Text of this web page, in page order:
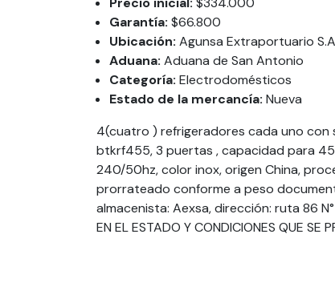
Garantía: $66.800
Ubicación: Agunsa Extraportuario
Aduana: Aduana de San Antonio
Categoría: Electrodomésticos
Estado de la mercancía: Nueva
4(cuatro ) refrigeradores cada uno con
btkrf455, 3 puertas , capacidad para
240/50hz, color inox, origen China,
prorrateado conforme a peso
almacenista: Aexsa, dirección: ruta 86
EN EL ESTADO Y CONDICIONES QUE SE